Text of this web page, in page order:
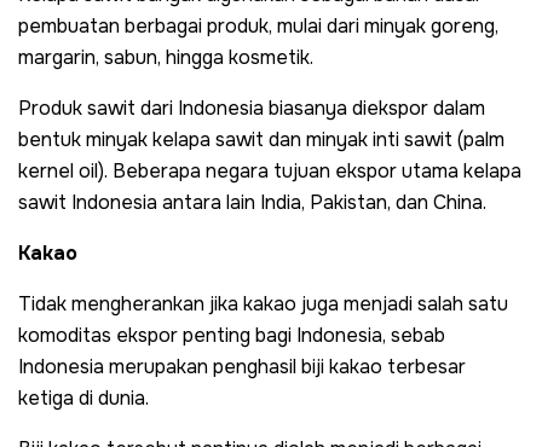
pembuatan berbagai produk, mulai dari minyak goreng,
margarin, sabun, hingga kosmetik.
Produk sawit dari Indonesia biasanya diekspor dalam
bentuk minyak kelapa sawit dan minyak inti sawit (palm
kernel oil). Beberapa negara tujuan ekspor utama kelapa
sawit Indonesia antara lain India, Pakistan, dan China.
Kakao
Tidak mengherankan jika kakao juga menjadi salah satu
komoditas ekspor penting bagi Indonesia, sebab
Indonesia merupakan penghasil biji kakao terbesar
ketiga di dunia.